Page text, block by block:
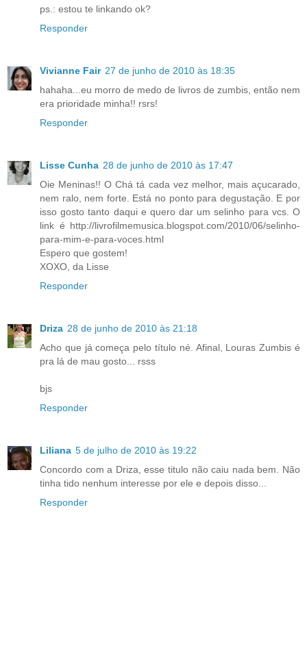
ps.: estou te linkando ok?
Responder
Vivianne Fair 27 de junho de 2010 às 18:35
hahaha...eu morro de medo de livros de zumbis, então nem
era prioridade minha!! rsrs!
Responder
Lisse Cunha 28 de junho de 2010 às 17:47
Oie Meninas!! O Chá tá cada vez melhor, mais açucarado,
nem ralo, nem forte. Está no ponto para degustação. E por
isso gosto tanto daqui e quero dar um selinho para vcs. O
link é http://livrofilmemusica.blogspot.com/2010/06/selinho-
para-mim-e-para-voces.html
Espero que gostem!
XOXO, da Lisse
Responder
Driza 28 de junho de 2010 às 21:18
Acho que já começa pelo título né. Afinal, Louras Zumbis é
pra lá de mau gosto... rsss
bjs
Responder
Liliana 5 de julho de 2010 às 19:22
Concordo com a Driza, esse titulo não caiu nada bem. Não
tinha tido nenhum interesse por ele e depois disso...
Responder